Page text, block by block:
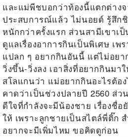
และแม่พีชบอกว่าท้องนี้แตกต่างจ
ประสบการณ์แล้ว ไม่นอยด์ รู้สึก
หนักกว่าครั้งแรก ส่วนสามีเขาเ
ดูแลเรื่องอาการกินเป็นพิเศษ เพ
แปลก ๆ อยากกินอันนี้ แต่ไม่อย
วิ่งขึ้น-วิ่งลง เอาสิ่งที่อยากกินมา
สโลแกนว่า แม่อยากกินอะไรต้อ
คาดว่าเป็นช่วงปลายปี 2560 ส่
ดีใจที่กำลังจะมีน้องชาย เรื่องชื่
ให้ เพราะลูกชายเป็นสไตล์พี่ติ๊ก
อยากจะมีเพิ่มไหม ขอคิดดูก่อน